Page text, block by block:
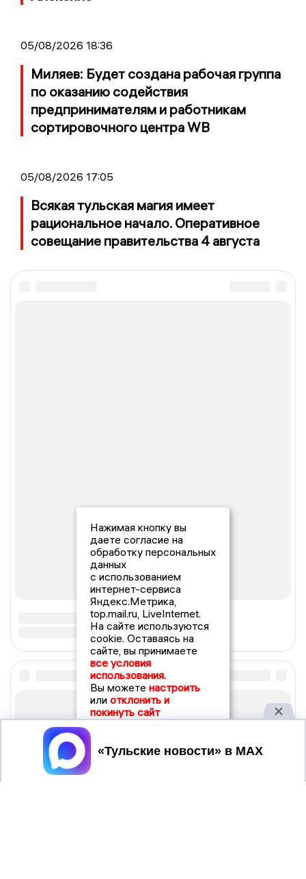
05/08/2026 18:36
Миляев: Будет создана рабочая группа
по оказанию содействия
предпринимателям и работникам
сортировочного центра WB
05/08/2026 17:05
Всякая тульская магия имеет
рациональное начало. Оперативное
совещание правительства 4 августа
Нажимая кнопку вы
даете согласие на
обработку персональных
данных
с использованием
интернет-сервиса
Яндекс.Метрика,
top.mail.ru, LiveInternet.
На сайте используются
cookie. Оставаясь на
сайте, вы принимаете
все условия
использования.
Вы можете настроить
или отклонить и
покинуть сайт
Принять